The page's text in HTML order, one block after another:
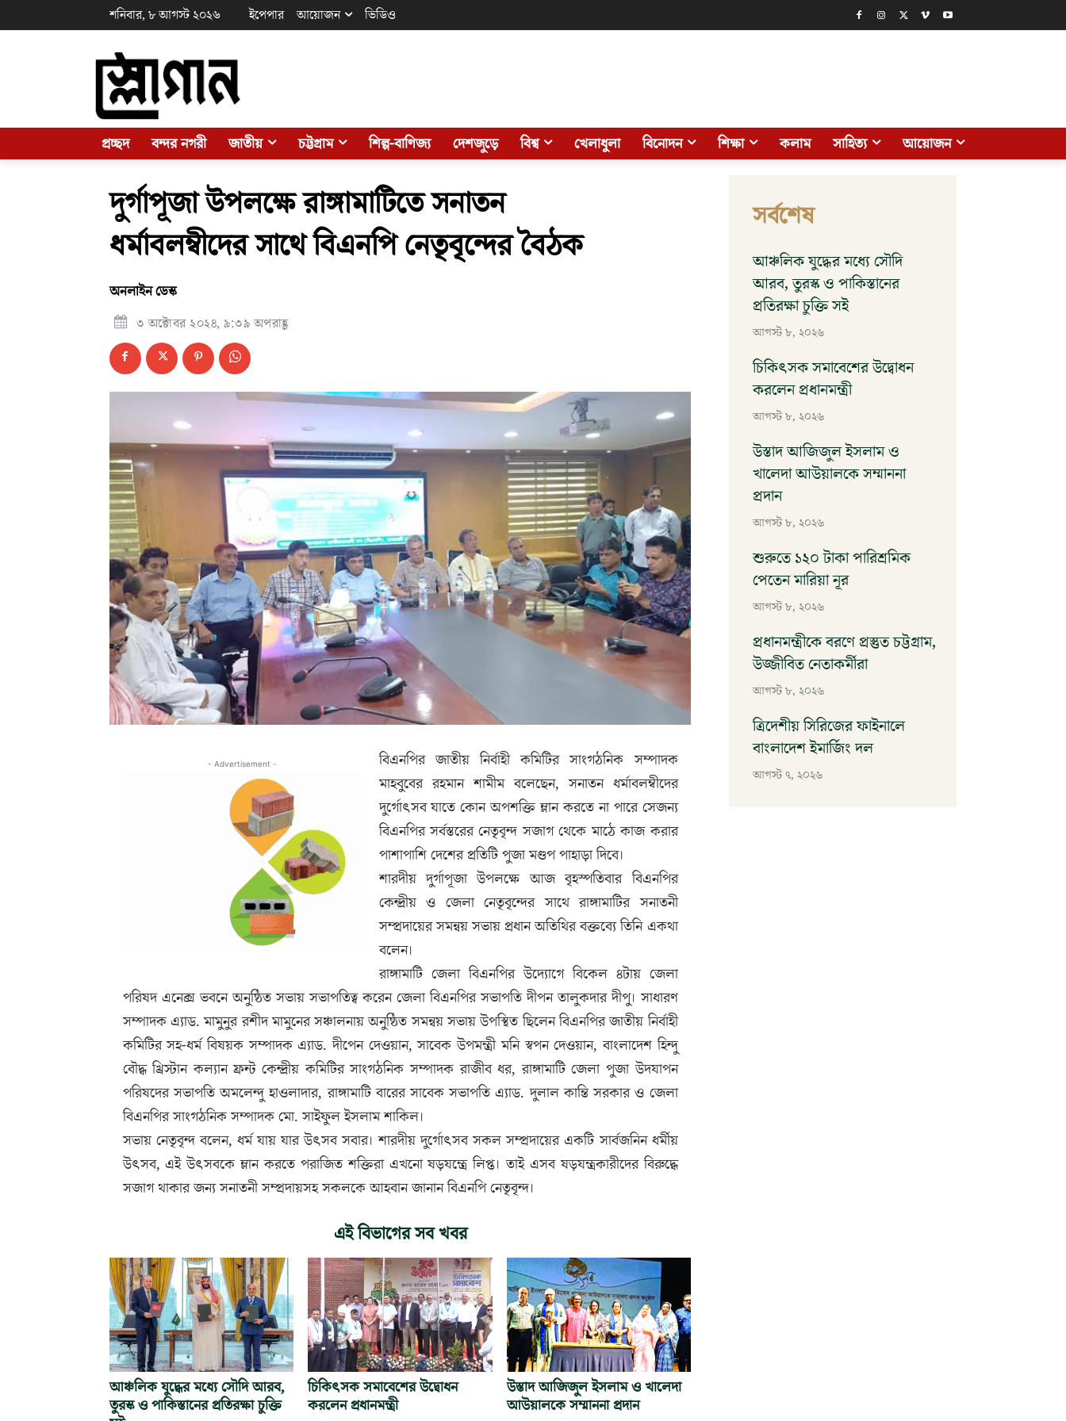
শনিবার, ৮ আগস্ট ২০২৬ ইপেপার আয়োজন ভিডিও
প্রচ্ছদ বন্দর নগরী জাতীয় চট্টগ্রাম শিল্প-বাণিজ্য দেশজুড়ে বিশ্ব খেলাধুলা বিনোদন শিক্ষা কলাম সাহিত্য আয়োজন
দুর্গাপূজা উপলক্ষে রাঙ্গামাটিতে সনাতন
ধর্মাবলম্বীদের সাথে বিএনপি নেতৃবৃন্দের বৈঠক
অনলাইন ডেস্ক
৩ অক্টোবর ২০২৪, ৯:৩৯ অপরাহ্ণ
- Advertisement -
বিএনপির জাতীয় নির্বাহী কমিটির সাংগঠনিক সম্পাদক
মাহবুবের রহমান শামীম বলেছেন, সনাতন ধর্মাবলম্বীদের
দুর্গোৎসব যাতে কোন অপশক্তি ম্লান করতে না পারে সেজন্য
বিএনপির সর্বস্তরের নেতৃবৃন্দ সজাগ থেকে মাঠে কাজ করার
পাশাপাশি দেশের প্রতিটি পুজা মণ্ডপ পাহাড়া দিবে।
শারদীয় দুর্গাপূজা উপলক্ষে আজ বৃহস্পতিবার বিএনপির
কেন্দ্রীয় ও জেলা নেতৃবৃন্দের সাথে রাঙ্গামাটির সনাতনী
সম্প্রদায়ের সমন্বয় সভায় প্রধান অতিথির বক্তব্যে তিনি একথা
বলেন।
রাঙ্গামাটি জেলা বিএনপির উদ্যোগে বিকেল ৪টায় জেলা
পরিষদ এনেক্স ভবনে অনুষ্ঠিত সভায় সভাপতিত্ব করেন জেলা বিএনপির সভাপতি দীপন তালুকদার দীপু। সাধারণ
সম্পাদক এ্যাড. মামুনুর রশীদ মামুনের সঞ্চালনায় অনুষ্ঠিত সমন্বয় সভায় উপস্থিত ছিলেন বিএনপির জাতীয় নির্বাহী
কমিটির সহ-ধর্ম বিষয়ক সম্পাদক এ্যাড. দীপেন দেওয়ান, সাবেক উপমন্ত্রী মনি স্বপন দেওয়ান, বাংলাদেশ হিন্দু
বৌদ্ধ খ্রিস্টান কল্যান ফ্রন্ট কেন্দ্রীয় কমিটির সাংগঠনিক সম্পাদক রাজীব ধর, রাঙ্গামাটি জেলা পুজা উদযাপন
পরিষদের সভাপতি অমলেন্দু হাওলাদার, রাঙ্গামাটি বারের সাবেক সভাপতি এ্যাড. দুলাল কান্তি সরকার ও জেলা
বিএনপির সাংগঠনিক সম্পাদক মো. সাইফুল ইসলাম শাকিল।
সভায় নেতৃবৃন্দ বলেন, ধর্ম যায় যার উৎসব সবার। শারদীয় দুর্গোৎসব সকল সম্প্রদায়ের একটি সার্বজনিন ধর্মীয়
উৎসব, এই উৎসবকে ম্লান করতে পরাজিত শক্তিরা এখনো ষড়যন্ত্রে লিপ্ত। তাই এসব ষড়যন্ত্রকারীদের বিরুদ্ধে
সজাগ থাকার জন্য সনাতনী সম্প্রদায়সহ সকলকে আহবান জানান বিএনপি নেতৃবৃন্দ।
এই বিভাগের সব খবর
আঞ্চলিক যুদ্ধের মধ্যে সৌদি আরব,
তুরস্ক ও পাকিস্তানের প্রতিরক্ষা চুক্তি
চিকিৎসক সমাবেশের উদ্বোধন
করলেন প্রধানমন্ত্রী
উস্তাদ আজিজুল ইসলাম ও খালেদা
আউয়ালকে সম্মাননা প্রদান
সর্বশেষ
আঞ্চলিক যুদ্ধের মধ্যে সৌদি
আরব, তুরস্ক ও পাকিস্তানের
প্রতিরক্ষা চুক্তি সই
আগস্ট ৮, ২০২৬
চিকিৎসক সমাবেশের উদ্বোধন
করলেন প্রধানমন্ত্রী
আগস্ট ৮, ২০২৬
উস্তাদ আজিজুল ইসলাম ও
খালেদা আউয়ালকে সম্মাননা
প্রদান
আগস্ট ৮, ২০২৬
শুরুতে ১২০ টাকা পারিশ্রমিক
পেতেন মারিয়া নূর
আগস্ট ৮, ২০২৬
প্রধানমন্ত্রীকে বরণে প্রস্তুত চট্টগ্রাম,
উজ্জীবিত নেতাকর্মীরা
আগস্ট ৮, ২০২৬
ত্রিদেশীয় সিরিজের ফাইনালে
বাংলাদেশ ইমার্জিং দল
আগস্ট ৭, ২০২৬